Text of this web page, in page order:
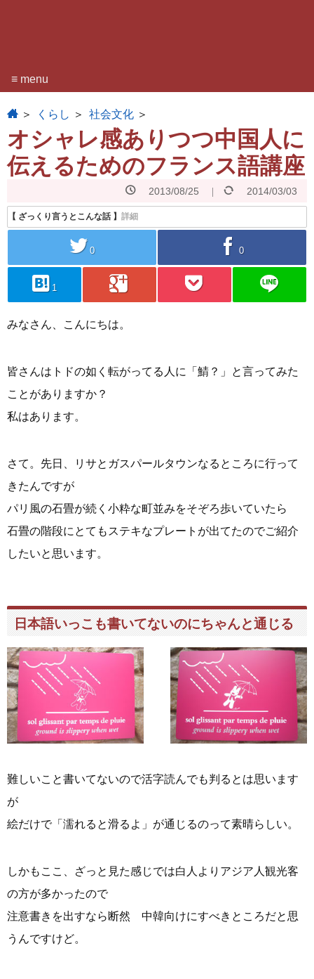
≡ menu
home くらし 社会文化
オシャレ感ありつつ中国人に
伝えるためのフランス語講座
2013/08/25 2014/03/03
twitter 0 facebook 0
hatebu 1 googleplus pocket line
みなさん、こんにちは。
皆さんはトドの如く転がってる人に「鯖？」と言ってみた
ことがありますか？
私はあります。
さて。先日、リサとガスパールタウンなるところに行って
きたんですが
パリ風の石畳が続く小粋な町並みをそぞろ歩いていたら
石畳の階段にとてもステキなプレートが出てたのでご紹介
したいと思います。
日本語いっこも書いてないのにちゃんと通じる
難しいこと書いてないので活字読んでも判るとは思います
が
絵だけで「濡れると滑るよ」が通じるのって素晴らしい。
しかもここ、ざっと見た感じでは白人よりアジア人観光客
の方が多かったので
注意書きを出すなら断然 中韓向けにすべきところだと思
うんですけど。